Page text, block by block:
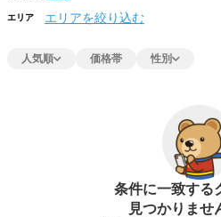
エリア エリアを絞り込む
人気順 価格帯 性別
条件に一致する
見つかりませ